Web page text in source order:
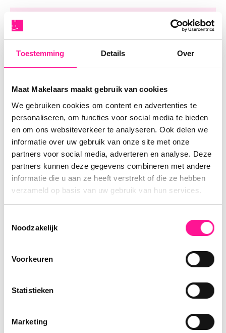
Toestemming Details Over
Maat Makelaars maakt gebruik van cookies
We gebruiken cookies om content en advertenties te
personaliseren, om functies voor social media te bieden
en om ons websiteverkeer te analyseren. Ook delen we
informatie over uw gebruik van onze site met onze
partners voor social media, adverteren en analyse. Deze
partners kunnen deze gegevens combineren met andere
informatie die u aan ze heeft verstrekt of die ze hebben
verzameld op basis van uw gebruik van hun services.
Noodzakelijk
Voorkeuren
Statistieken
Marketing
Overige inpandige
Energielabel
B, 23-09-2035
Isolatie
Dakisolatie, Muurisolatie, Dubbel glas
Warmwater
Cv ketel
Verwarming
C.V.-Ketel
Gas Combiketel uit 2021 , eigendom